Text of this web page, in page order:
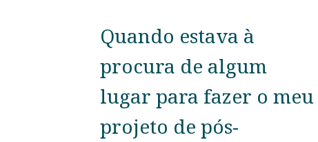
Quando estava à
procura de algum
lugar para fazer o meu
projeto de pós-